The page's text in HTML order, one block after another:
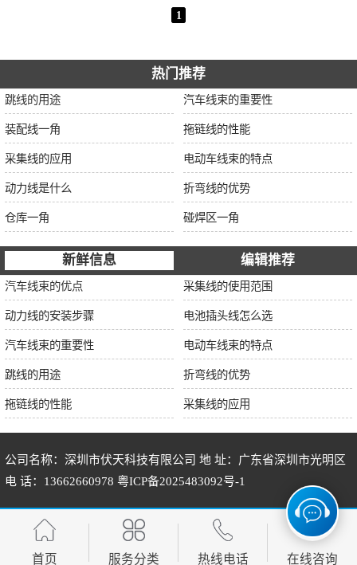
1
热门推荐
跳线的用途 汽车线束的重要性
装配线一角 拖链线的性能
采集线的应用 电动车线束的特点
动力线是什么 折弯线的优势
仓库一角 碰焊区一角
新鲜信息 编辑推荐
汽车线束的优点 采集线的使用范围
动力线的安装步骤 电池插头线怎么选
汽车线束的重要性 电动车线束的特点
跳线的用途 折弯线的优势
拖链线的性能 采集线的应用
公司名称：深圳市伏天科技有限公司 地 址：广东省深圳市光明区
电 话：13662660978 粤ICP备2025483092号-1
首页 服务分类 热线电话 在线咨询